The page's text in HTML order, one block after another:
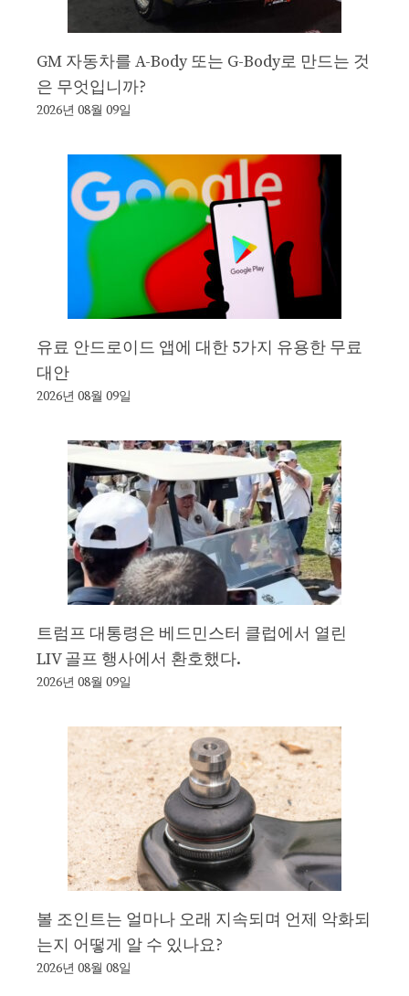
GM 자동차를 A-Body 또는 G-Body로 만드는 것
은 무엇입니까?
2026년 08월 09일
유료 안드로이드 앱에 대한 5가지 유용한 무료
대안
2026년 08월 09일
트럼프 대통령은 베드민스터 클럽에서 열린
LIV 골프 행사에서 환호했다.
2026년 08월 09일
볼 조인트는 얼마나 오래 지속되며 언제 악화되
는지 어떻게 알 수 있나요?
2026년 08월 08일